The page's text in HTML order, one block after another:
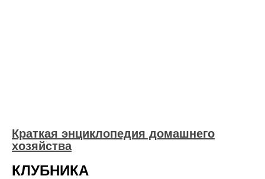
Краткая энциклопедия домашнего
хозяйства
КЛУБНИКА